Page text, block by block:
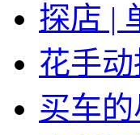
探店 |
花手
买车